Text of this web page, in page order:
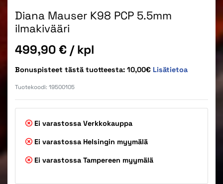
Diana Mauser K98 PCP 5.5mm
ilmakivääri
Hinta
499,90 € / kpl
Bonuspisteet tästä tuotteesta: 10,00€ Lisätietoa
Tuotekoodi: 19500105
Ei varastossa Verkkokauppa
Ei varastossa Helsingin myymälä
Ei varastossa Tampereen myymälä